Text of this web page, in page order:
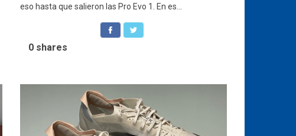
eso hasta que salieron las Pro Evo 1. En es...
0 shares